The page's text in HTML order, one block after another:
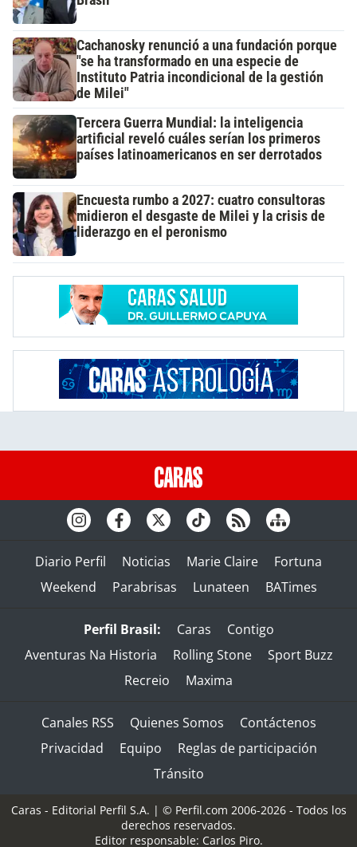
Cachanosky renunció a una fundación porque
"se ha transformado en una especie de
Instituto Patria incondicional de la gestión
de Milei"
Tercera Guerra Mundial: la inteligencia
artificial reveló cuáles serían los primeros
países latinoamericanos en ser derrotados
Encuesta rumbo a 2027: cuatro consultoras
midieron el desgaste de Milei y la crisis de
liderazgo en el peronismo
Diario Perfil Noticias Marie Claire
Fortuna
Weekend
Parabrisas Lunateen BATimes
Perfil Brasil: Caras
Contigo
Aventuras Na Historia
Rolling Stone
Sport Buzz
Recreio
Maxima
Canales RSS Quienes Somos
Contáctenos
Privacidad
Equipo
Reglas de participación
Tránsito
Caras - Editorial Perfil S.A. | © Perfil.com 2006-2026 - Todos los
derechos reservados.
Editor responsable: Carlos Piro.